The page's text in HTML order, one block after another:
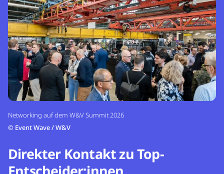
Networking auf dem W&V Summit 2026
© Event Wave / W&V
Direkter Kontakt zu Top-